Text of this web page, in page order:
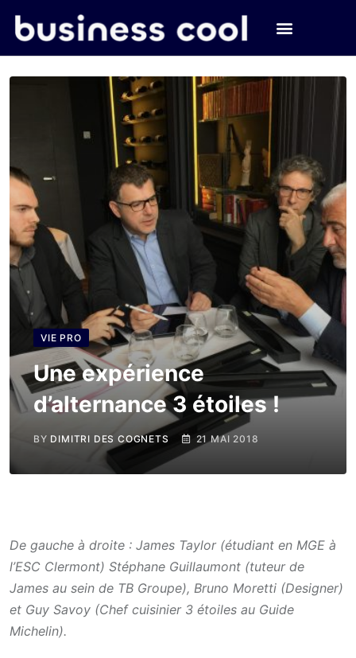
VIE PRO
Une expérience
d’alternance 3 étoiles !
BY DIMITRI DES COGNETS 21 MAI 2018
De gauche à droite : James Taylor (étudiant en MGE à
l’ESC Clermont) Stéphane Guillaumont (tuteur de
James au sein de TB Groupe), Bruno Moretti (Designer)
et Guy Savoy (Chef cuisinier 3 étoiles au Guide
Michelin).